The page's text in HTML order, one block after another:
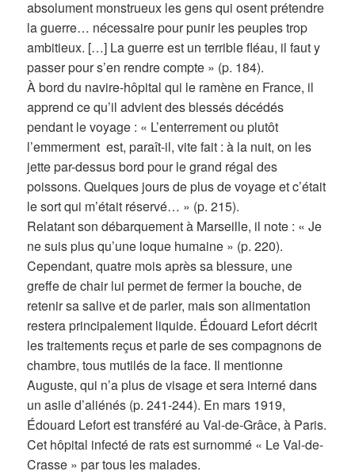
absolument monstrueux les gens qui osent prétendre
la guerre… nécessaire pour punir les peuples trop
ambitieux. […] La guerre est un terrible fléau, il faut y
passer pour s’en rendre compte » (p. 184).
À bord du navire-hôpital qui le ramène en France, il
apprend ce qu’il advient des blessés décédés
pendant le voyage : « L’enterrement ou plutôt
l’emmerment est, paraît-il, vite fait : à la nuit, on les
jette par-dessus bord pour le grand régal des
poissons. Quelques jours de plus de voyage et c’était
le sort qui m’était réservé… » (p. 215).
Relatant son débarquement à Marseille, il note : « Je
ne suis plus qu’une loque humaine » (p. 220).
Cependant, quatre mois après sa blessure, une
greffe de chair lui permet de fermer la bouche, de
retenir sa salive et de parler, mais son alimentation
restera principalement liquide. Édouard Lefort décrit
les traitements reçus et parle de ses compagnons de
chambre, tous mutilés de la face. Il mentionne
Auguste, qui n’a plus de visage et sera interné dans
un asile d’aliénés (p. 241-244). En mars 1919,
Édouard Lefort est transféré au Val-de-Grâce, à Paris.
Cet hôpital infecté de rats est surnommé « Le Val-de-
Crasse » par tous les malades.